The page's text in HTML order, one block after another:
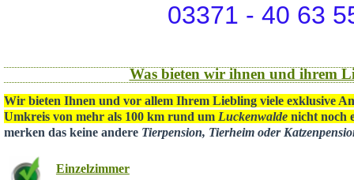
03371 - 40 63
Was bieten wir ihnen und ihrem
Wir bieten Ihnen und vor allem Ihrem Liebling viele exklusive
Umkreis von mehr als 100 km rund um Luckenwalde nicht noch
merken das keine andere Tierpension, Tierheim oder
Einzelzimmer